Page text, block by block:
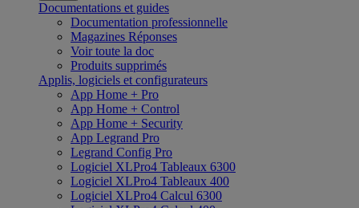
Documentations et guides
Documentation professionnelle
Magazines Réponses
Voir toute la doc
Produits supprimés
Applis, logiciels et configurateurs
App Home + Pro
App Home + Control
App Home + Security
App Legrand Pro
Legrand Config Pro
Logiciel XLPro4 Tableaux 6300
Logiciel XLPro4 Tableaux 400
Logiciel XLPro4 Calcul 6300